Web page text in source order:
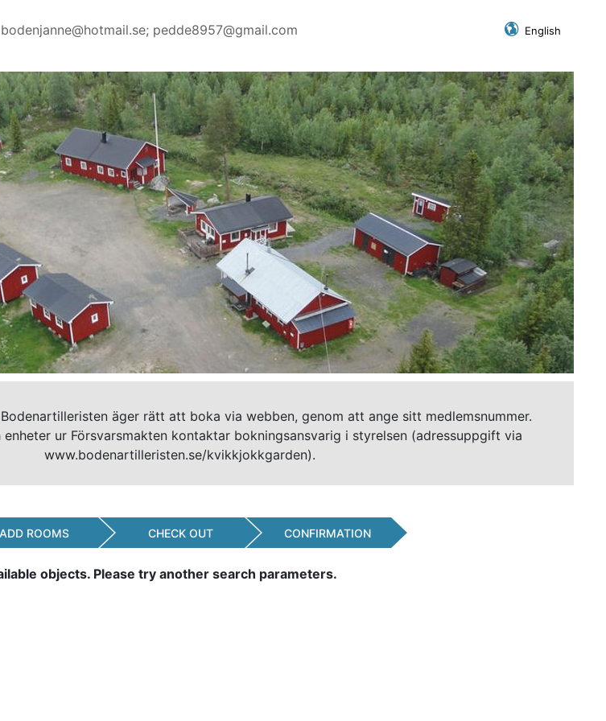
bodenjanne@hotmail.se; pedde8957@gmail.com
äger rätt att boka via webben, genom att ange sitt medlemsnummer.
ur Försvarsmakten kontaktar bokningsansvarig i styrelsen (adressuppgift via
www.bodenartilleristen.se/kvikkjokkgarden).
ADD ROOMS CHECK OUT CONFIRMATION
objects. Please try another search parameters.